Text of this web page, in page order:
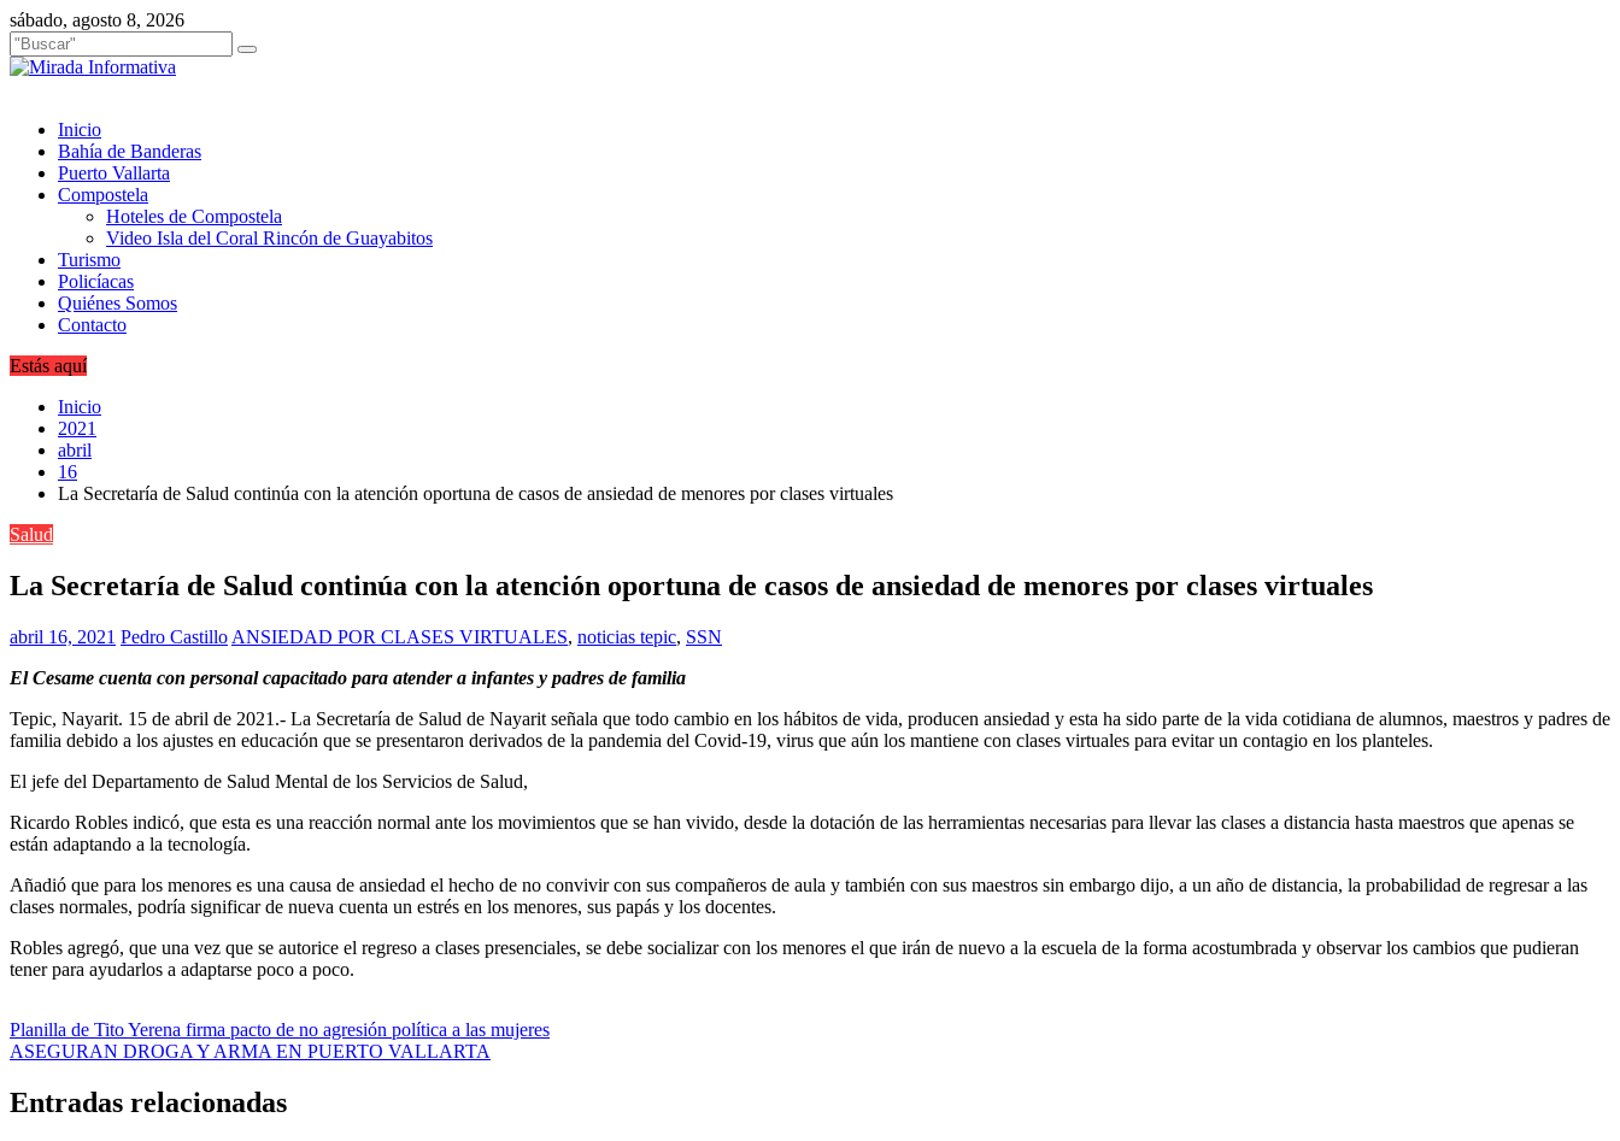
Saltar
al
contenido
sábado, agosto 8, 2026
Inicio
Bahía de Banderas
Puerto Vallarta
Compostela
Hoteles de Compostela
Video Isla del Coral Rincón de Guayabitos
Turismo
Policíacas
Quiénes Somos
Contacto
Estás aquí
Inicio
2021
abril
16
La Secretaría de Salud continúa con la atención oportuna de casos de ansiedad de menores por clases virtuales
Salud
La Secretaría de Salud continúa con la atención oportuna de casos de ansiedad de menores por clases virtuales
abril 16, 2021 Pedro Castillo ANSIEDAD POR CLASES VIRTUALES, noticias tepic, SSN
El Cesame cuenta con personal capacitado para atender a infantes y padres de familia
Tepic, Nayarit. 15 de abril de 2021.- La Secretaría de Salud de Nayarit señala que todo cambio en los hábitos de vida, producen ansiedad y esta ha sido parte de la vida cotidiana de alumnos, maestros y padres de
familia debido a los ajustes en educación que se presentaron derivados de la pandemia del Covid-19, virus que aún los mantiene con clases virtuales para evitar un contagio en los planteles.
El jefe del Departamento de Salud Mental de los Servicios de Salud,
Ricardo Robles indicó, que esta es una reacción normal ante los movimientos que se han vivido, desde la dotación de las herramientas necesarias para llevar las clases a distancia hasta maestros que apenas se
están adaptando a la tecnología.
Añadió que para los menores es una causa de ansiedad el hecho de no convivir con sus compañeros de aula y también con sus maestros sin embargo dijo, a un año de distancia, la probabilidad de regresar a las
clases normales, podría significar de nueva cuenta un estrés en los menores, sus papás y los docentes.
Robles agregó, que una vez que se autorice el regreso a clases presenciales, se debe socializar con los menores el que irán de nuevo a la escuela de la forma acostumbrada y observar los cambios que pudieran
tener para ayudarlos a adaptarse poco a poco.
Navegación
de
entradas
Planilla de Tito Yerena firma pacto de no agresión política a las mujeres
ASEGURAN DROGA Y ARMA EN PUERTO VALLARTA
Entradas relacionadas